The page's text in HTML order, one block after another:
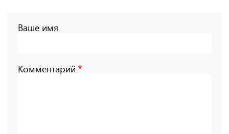
Ваше имя
Комментарий